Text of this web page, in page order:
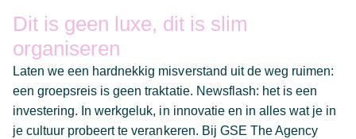
Dit is geen luxe, dit is slim
organiseren
Laten we een hardnekkig misverstand uit de weg ruimen:
een groepsreis is geen traktatie. Newsflash: het is een
investering. In werkgeluk, in innovatie en in alles wat je in
je cultuur probeert te verankeren. Bij GSE The Agency